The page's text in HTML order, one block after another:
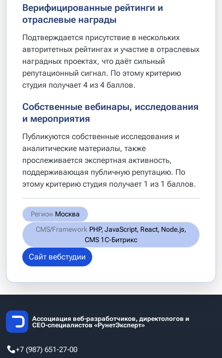
Верифицированные рейтинги и
отраслевые награды
Подтверждается присутствие в нескольких
авторитетных рейтингах и участие в отраслевых
наградных проектах, что даёт сильный
репутационный сигнал. По этому критерию
студия получает 4 из 4 баллов.
Собственные вебинары, исследования
и мероприятия
Публикуются собственные исследования и
аналитические материалы, также
прослеживается экспертная активность,
поддерживающая публичную репутацию. По
этому критерию студия получает 1 из 1 баллов.
Регион Москва
CMS/Framework PHP, JavaScript, React, Node.js,
CMS 1С-Битрикс
Сайт вебстудии
Ассоциация веб-разработчиков, директологов и
СЕО-специалистов «РунетЭксперт»
+7 (987) 651-27-00